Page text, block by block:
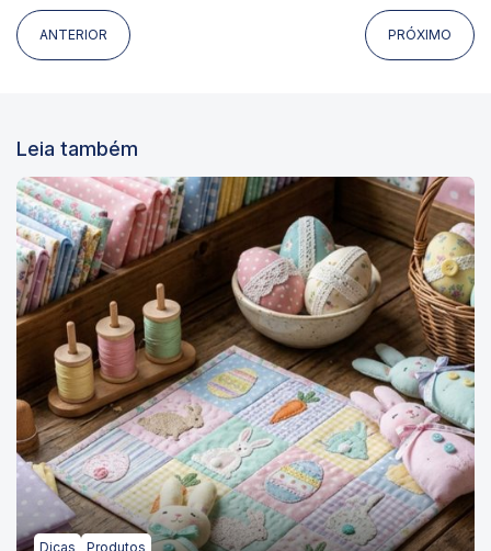
ANTERIOR PRÓXIMO
Leia também
Dicas Produtos